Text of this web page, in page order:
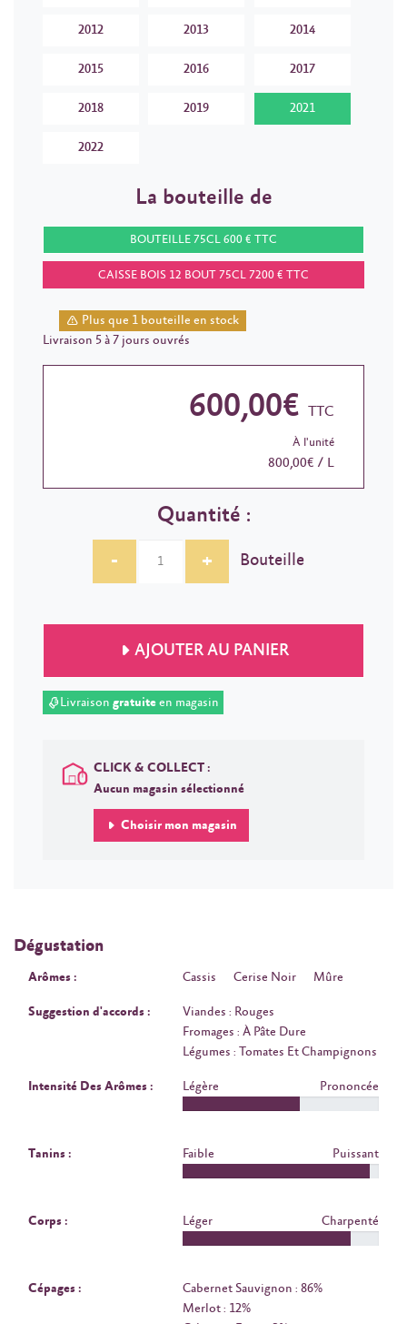
2012 2013 2014
2015 2016 2017
2018 2019 2021
2022
La bouteille de
BOUTEILLE 75CL 600 € TTC
CAISSE BOIS 12 BOUT 75CL 7200 € TTC
Plus que 1 bouteille en stock
Livraison 5 à 7 jours ouvrés
600,00€ TTC
À l'unité
800,00€ / L
Quantité :
-
+ Bouteille
AJOUTER AU PANIER
Livraison gratuiteen magasin
CLICK & COLLECT :
Aucun magasin sélectionné
Choisir mon magasin
Dégustation
Arômes : Cassis Cerise Noir Mûre
Suggestion d'accords :
Viandes : Rouges
Fromages : À Pâte Dure
Légumes : Tomates Et Champignons
Intensité Des Arômes : Légère Prononcée
Tanins : Faible Puissant
Corps : Léger Charpenté
Cépages :
Cabernet Sauvignon : 86%
Merlot : 12%